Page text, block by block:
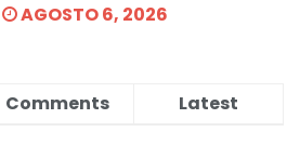
AGOSTO 6, 2026
Comments Latest